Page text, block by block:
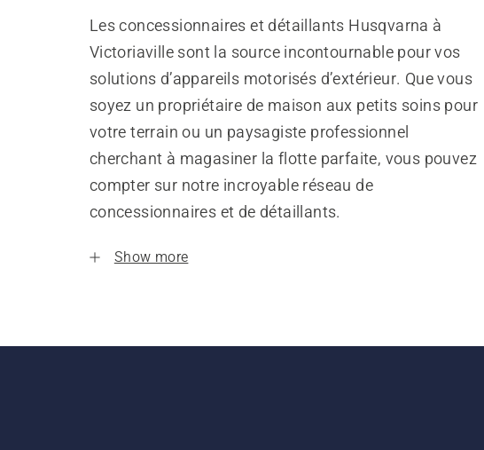
Les concessionnaires et détaillants Husqvarna à
Victoriaville sont la source incontournable pour vos
solutions d’appareils motorisés d’extérieur. Que vous
soyez un propriétaire de maison aux petits soins pour
votre terrain ou un paysagiste professionnel
cherchant à magasiner la flotte parfaite, vous pouvez
compter sur notre incroyable réseau de
concessionnaires et de détaillants.
Show more